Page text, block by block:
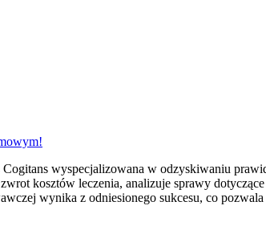
wyspecjalizowana w odzyskiwaniu
kosztów leczenia, analizuje sprawy
wynika z odniesionego sukcesu, co